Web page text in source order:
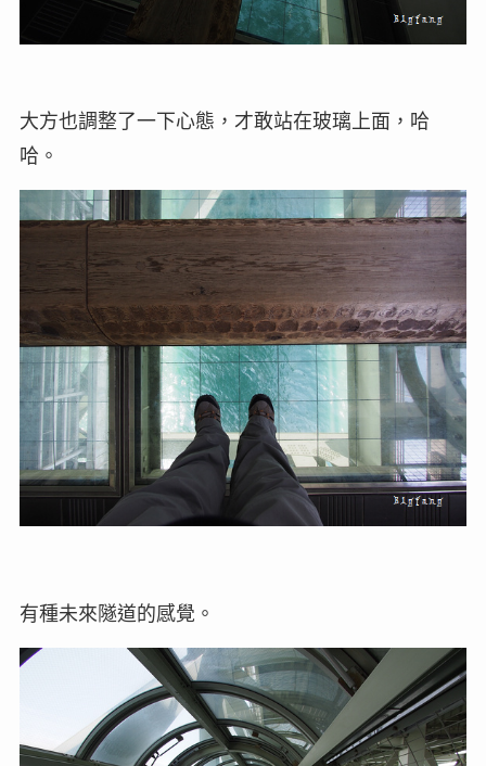
大方也調整了一下心態，才敢站在玻璃上面，哈
哈。
有種未來隧道的感覺。